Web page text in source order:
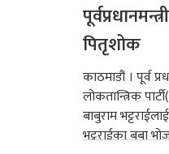
पितृशोक
काठमाडौं । पूर्व
लोकतान्त्रिक
बाबुराम
भट्टराईका बुबा